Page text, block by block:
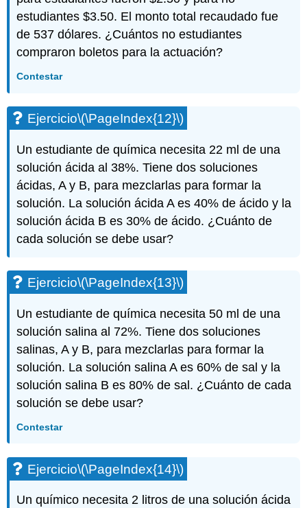
estudiantes $3.50. El monto total recaudado fue
de 537 dólares. ¿Cuántos no estudiantes
compraron boletos para la actuación?
Contestar
Ejercicio\(\PageIndex{12}\)
Un estudiante de química necesita 22 ml de una
solución ácida al 38%. Tiene dos soluciones
ácidas, A y B, para mezclarlas para formar la
solución. La solución ácida A es 40% de ácido y la
solución ácida B es 30% de ácido. ¿Cuánto de
cada solución se debe usar?
Ejercicio\(\PageIndex{13}\)
Un estudiante de química necesita 50 ml de una
solución salina al 72%. Tiene dos soluciones
salinas, A y B, para mezclarlas para formar la
solución. La solución salina A es 60% de sal y la
solución salina B es 80% de sal. ¿Cuánto de cada
solución se debe usar?
Contestar
Ejercicio\(\PageIndex{14}\)
Un químico necesita 2 litros de una solución ácida